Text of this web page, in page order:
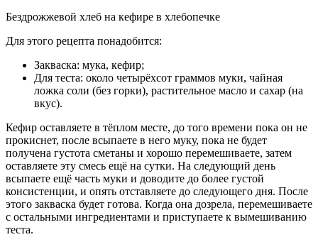
Бездрожжевой хлеб на кефире в хлебопечке
Для этого рецепта понадобится:
Закваска: мука, кефир;
Для теста: около четырёхсот граммов муки, чайная
ложка соли (без горки), растительное масло и сахар (на
вкус).
Кефир оставляете в тёплом месте, до того времени пока он не
прокиснет, после всыпаете в него муку, пока не будет
получена густота сметаны и хорошо перемешиваете, затем
оставляете эту смесь ещё на сутки. На следующий день
всыпаете ещё часть муки и доводите до более густой
консистенции, и опять отставляете до следующего дня. После
этого закваска будет готова. Когда она дозрела, перемешиваете
с остальными ингредиентами и приступаете к вымешиванию
теста.